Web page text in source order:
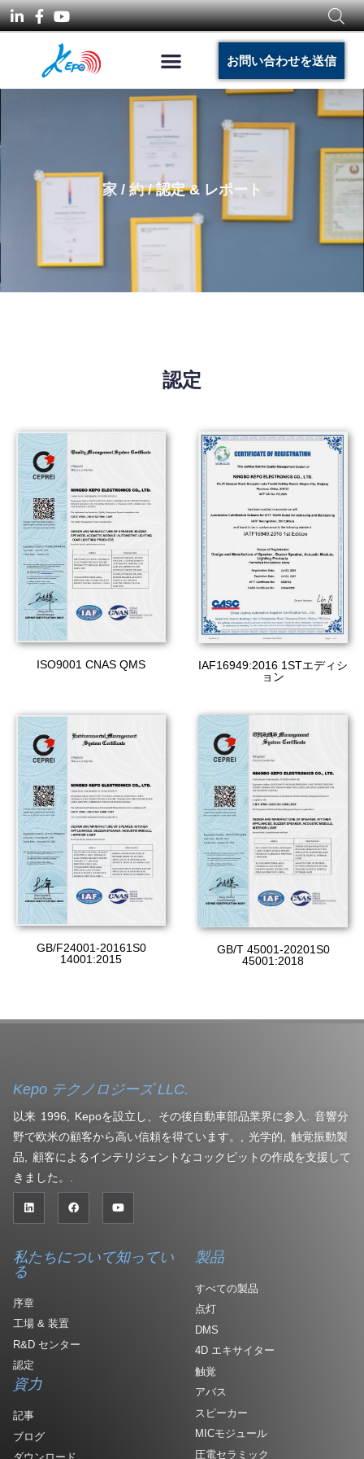
お問い合わせを送信
家/ 約/ 認定 & レポート
認定
ISO9001 CNAS QMS
IAF16949:2016 1STエディシ
ョン
GB/F24001-20161S0
14001:2015
GB/T 45001-20201S0
45001:2018
Kepo テクノロジーズ LLC.
以来 1996, Kepoを設立し、その後自動車部品業界に参入. 音響分
野で欧米の顧客から高い信頼を得ています。, 光学的, 触覚振動製
品, 顧客によるインテリジェントなコックピットの作成を支援して
きました。.
私たちについて知ってい
る
序章
工場 & 装置
R&D センター
認定
製品
すべての製品
点灯
DMS
4D エキサイター
触覚
アバス
スピーカー
MICモジュール
圧電セラミック
資力
記事
ブログ